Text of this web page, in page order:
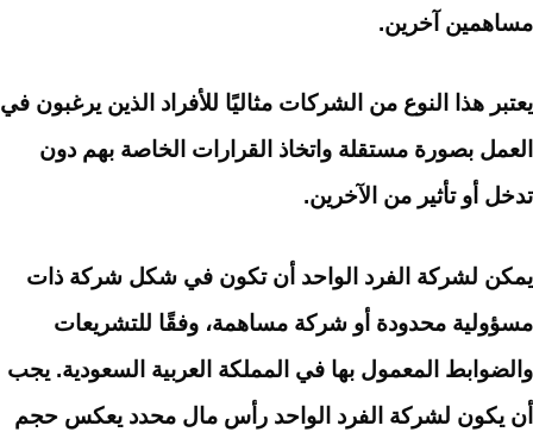
مساهمين آخرين.
يعتبر هذا النوع من الشركات مثاليًا للأفراد الذين يرغبون في
العمل بصورة مستقلة واتخاذ القرارات الخاصة بهم دون
تدخل أو تأثير من الآخرين.
يمكن لشركة الفرد الواحد أن تكون في شكل شركة ذات
مسؤولية محدودة أو شركة مساهمة، وفقًا للتشريعات
والضوابط المعمول بها في المملكة العربية السعودية. يجب
أن يكون لشركة الفرد الواحد رأس مال محدد يعكس حجم